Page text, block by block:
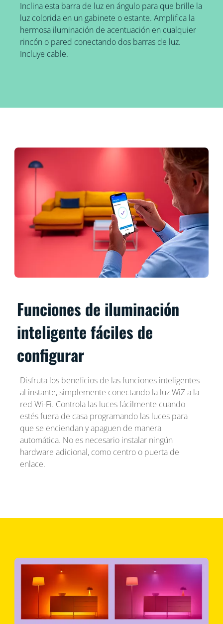
Inclina esta barra de luz en ángulo para que brille la
luz colorida en un gabinete o estante. Amplifica la
hermosa iluminación de acentuación en cualquier
rincón o pared conectando dos barras de luz.
Incluye cable.
Funciones de iluminación
inteligente fáciles de
configurar
Disfruta los beneficios de las funciones inteligentes
al instante, simplemente conectando la luz WiZ a la
red Wi-Fi. Controla las luces fácilmente cuando
estés fuera de casa programando las luces para
que se enciendan y apaguen de manera
automática. No es necesario instalar ningún
hardware adicional, como centro o puerta de
enlace.